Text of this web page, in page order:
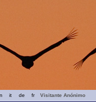
fr
de
it
Visitante Anónimo